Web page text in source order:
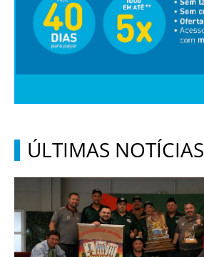
ÚLTIMAS NOTÍCIAS